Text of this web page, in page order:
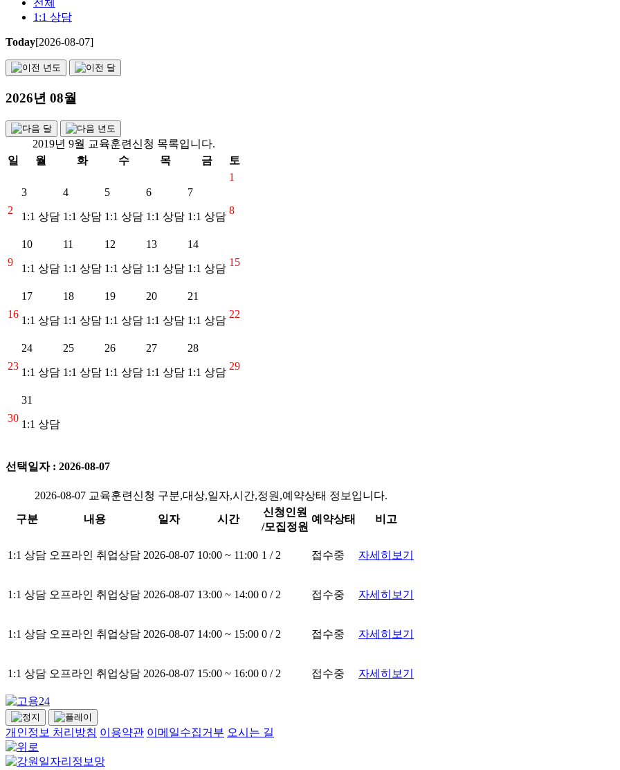
전체
1:1 상담
Today[2026-08-07]
2026년 08월
2019년 9월 교육훈련신청 목록입니다.
일
월 화 수 목 금
토
1
2
3
1:1 상담
4
1:1 상담
5
1:1 상담
6
1:1 상담
7
1:1 상담
8
9
10
1:1 상담
11
1:1 상담
12
1:1 상담
13
1:1 상담
14
1:1 상담
15
16
17
1:1 상담
18
1:1 상담
19
1:1 상담
20
1:1 상담
21
1:1 상담
22
23
24
1:1 상담
25
1:1 상담
26
1:1 상담
27
1:1 상담
28
1:1 상담
29
30
31
1:1 상담
선택일자 : 2026-08-07
2026-08-07 교육훈련신청 구분,대상,일자,시간,정원,예약상태 정보입니다.
구분
내용 일자 시간
신청인원
/모집정원
예약상태 비고
1:1 상담 오프라인 취업상담 2026-08-07 10:00 ~ 11:00 1 / 2 접수중 자세히보기
1:1 상담 오프라인 취업상담 2026-08-07 13:00 ~ 14:00 0 / 2 접수중 자세히보기
1:1 상담 오프라인 취업상담 2026-08-07 14:00 ~ 15:00 0 / 2 접수중 자세히보기
1:1 상담 오프라인 취업상담 2026-08-07 15:00 ~ 16:00 0 / 2 접수중 자세히보기
개인정보 처리방침 이용약관 이메일수집거부 오시는 길